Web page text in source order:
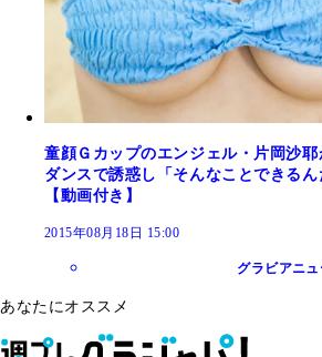
童顔Ｇカップのエンジェル・片岡沙
ダンスで誘惑し「そんなことできる
【動画付き】
2015年08月18日 15:00
グラビアニュ
あなたにオススメ